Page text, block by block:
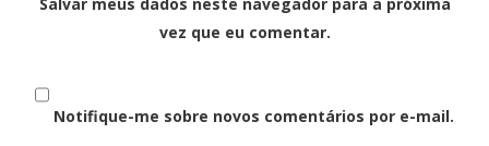
vez que eu comentar.
Notifique-me sobre novos comentários por e-mail.